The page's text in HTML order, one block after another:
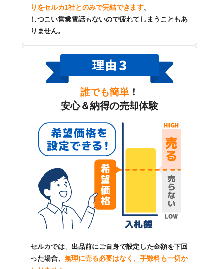
りをセルカ1社とのみで完結できます。
しつこい営業電話もないので疲れてしまうこともあ
りません。
誰でも簡単 ！
安心＆納得の売却体験
セルカでは、出品前にご自身で設定した金額を下回
った場合、 無理に売る必要はなく、手数料も一切か